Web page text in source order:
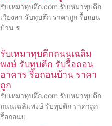
รับเหมาทุบตึก.com รับเหมาทุบตึก
เวียงสา รับทุบตึก ราคาถูก รื้อถอน
บ้าน ร
รับเหมาทุบตึกถนนเฉลิม
พงษ์ รับทุบตึก รับรื้อถอน
อาคาร รื้อถอนบ้าน ราคา
ถูก
รับเหมาทุบตึก.com รับเหมาทุบตึก
ถนนเฉลิมพงษ์ รับทุบตึก ราคาถูก
รื้อถอนบ